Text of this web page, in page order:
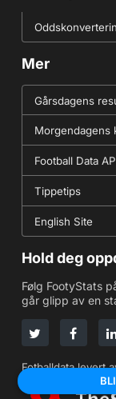
Mer
Gårsdagens
Morgendagens
Football Data
Tippetips
English Site
Hold deg
Følg FootyStats
går glipp av en
Fotballdata levert